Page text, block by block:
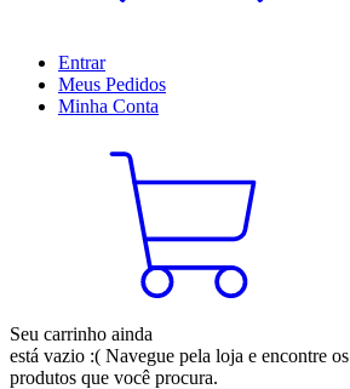
Entrar
Meus Pedidos
Minha Conta
Seu carrinho ainda
está vazio :( Navegue pela loja e encontre os
produtos que você procura.